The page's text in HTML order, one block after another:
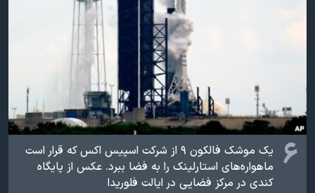
۶
یک موشک فالکون ۹ از شرکت اسپیس اکس که قرار است
ماهواره‌های استارلینک را به فضا ببرد. عکس از پایگاه
کندی در مرکز فضایی در ایالت فلوریدا